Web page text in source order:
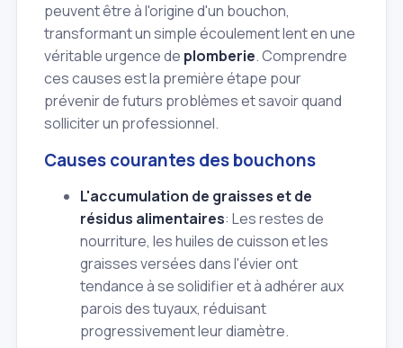
peuvent être à l'origine d'un bouchon,
transformant un simple écoulement lent en une
véritable urgence de plomberie. Comprendre
ces causes est la première étape pour
prévenir de futurs problèmes et savoir quand
solliciter un professionnel.
Causes courantes des bouchons
L'accumulation de graisses et de
résidus alimentaires: Les restes de
nourriture, les huiles de cuisson et les
graisses versées dans l'évier ont
tendance à se solidifier et à adhérer aux
parois des tuyaux, réduisant
progressivement leur diamètre.